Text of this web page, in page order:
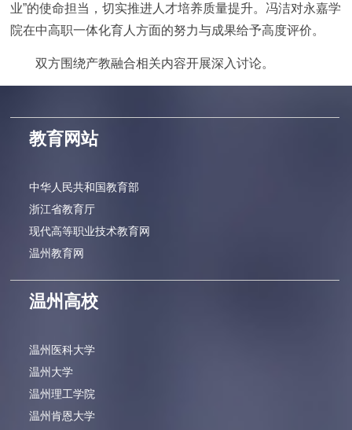
业”的使命担当，切实推进人才培养质量提升。冯洁对永嘉学
院在中高职一体化育人方面的努力与成果给予高度评价。
双方围绕产教融合相关内容开展深入讨论。
教育网站
中华人民共和国教育部
浙江省教育厅
现代高等职业技术教育网
温州教育网
温州高校
温州医科大学
温州大学
温州理工学院
温州肯恩大学